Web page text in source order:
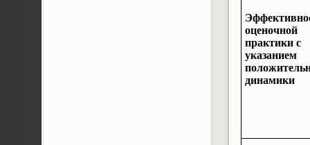
оценочной
практики с
указанием
динамики